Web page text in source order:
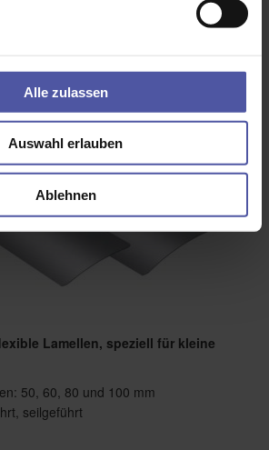
Alle zulassen
Auswahl erlauben
Ablehnen
Lamellen, speziell für kleine
50, 60, 80 und 100 mm
seilgeführt